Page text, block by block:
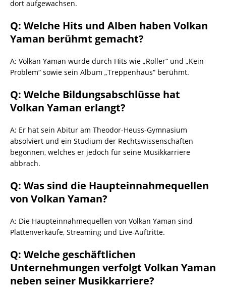
dort aufgewachsen.
Q: Welche Hits und Alben haben Volkan
Yaman berühmt gemacht?
A: Volkan Yaman wurde durch Hits wie „Roller“ und „Kein
Problem“ sowie sein Album „Treppenhaus“ berühmt.
Q: Welche Bildungsabschlüsse hat
Volkan Yaman erlangt?
A: Er hat sein Abitur am Theodor-Heuss-Gymnasium
absolviert und ein Studium der Rechtswissenschaften
begonnen, welches er jedoch für seine Musikkarriere
abbrach.
Q: Was sind die Haupteinnahmequellen
von Volkan Yaman?
A: Die Haupteinnahmequellen von Volkan Yaman sind
Plattenverkäufe, Streaming und Live-Auftritte.
Q: Welche geschäftlichen
Unternehmungen verfolgt Volkan Yaman
neben seiner Musikkarriere?